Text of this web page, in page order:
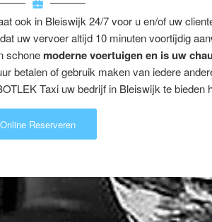
ook in Bleiswijk 24/7 voor u en/of uw
uw vervoer altijd 10 minuten voortijdig
schone moderne voertuigen en is uw
betalen of gebruik maken van iedere
Taxi uw bedrijf in Bleiswijk te bieden
Online Reserveren